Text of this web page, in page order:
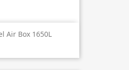
Air Box 1650L